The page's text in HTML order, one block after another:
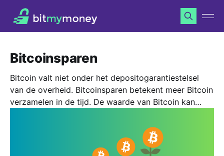
Bitcoinsparen
Bitcoin valt niet onder het depositogarantiestelsel
van de overheid. Bitcoinsparen betekent meer Bitcoin
verzamelen in de tijd. De waarde van Bitcoin kan